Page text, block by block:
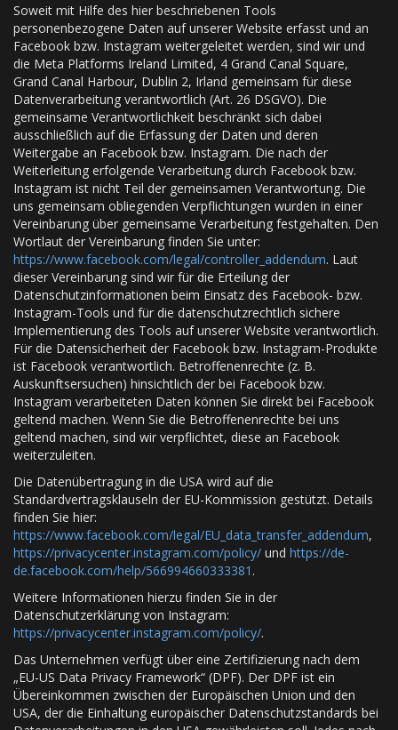
Soweit mit Hilfe des hier beschriebenen Tools
personenbezogene Daten auf unserer Website erfasst und an
Facebook bzw. Instagram weitergeleitet werden, sind wir und
die Meta Platforms Ireland Limited, 4 Grand Canal Square,
Grand Canal Harbour, Dublin 2, Irland gemeinsam für diese
Datenverarbeitung verantwortlich (Art. 26 DSGVO). Die
gemeinsame Verantwortlichkeit beschränkt sich dabei
ausschließlich auf die Erfassung der Daten und deren
Weitergabe an Facebook bzw. Instagram. Die nach der
Weiterleitung erfolgende Verarbeitung durch Facebook bzw.
Instagram ist nicht Teil der gemeinsamen Verantwortung. Die
uns gemeinsam obliegenden Verpflichtungen wurden in einer
Vereinbarung über gemeinsame Verarbeitung festgehalten. Den
Wortlaut der Vereinbarung finden Sie unter:
https://www.facebook.com/legal/controller_addendum. Laut
dieser Vereinbarung sind wir für die Erteilung der
Datenschutzinformationen beim Einsatz des Facebook- bzw.
Instagram-Tools und für die datenschutzrechtlich sichere
Implementierung des Tools auf unserer Website verantwortlich.
Für die Datensicherheit der Facebook bzw. Instagram-Produkte
ist Facebook verantwortlich. Betroffenenrechte (z. B.
Auskunftsersuchen) hinsichtlich der bei Facebook bzw.
Instagram verarbeiteten Daten können Sie direkt bei Facebook
geltend machen. Wenn Sie die Betroffenenrechte bei uns
geltend machen, sind wir verpflichtet, diese an Facebook
weiterzuleiten.
Die Datenübertragung in die USA wird auf die
Standardvertragsklauseln der EU-Kommission gestützt. Details
finden Sie hier:
https://www.facebook.com/legal/EU_data_transfer_addendum,
https://privacycenter.instagram.com/policy/ und https://de-
de.facebook.com/help/566994660333381 .
Weitere Informationen hierzu finden Sie in der
Datenschutzerklärung von Instagram:
https://privacycenter.instagram.com/policy/.
Das Unternehmen verfügt über eine Zertifizierung nach dem
„EU-US Data Privacy Framework“ (DPF). Der DPF ist ein
Übereinkommen zwischen der Europäischen Union und den
USA, der die Einhaltung europäischer Datenschutzstandards bei